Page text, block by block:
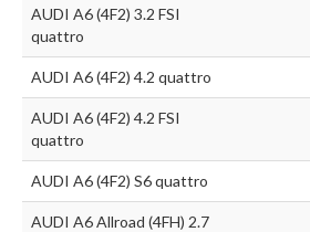
AUDI A6 (4F2) 3.2 FSI
quattro
AUDI A6 (4F2) 4.2 quattro
AUDI A6 (4F2) 4.2 FSI
quattro
AUDI A6 (4F2) S6 quattro
AUDI A6 Allroad (4FH) 2.7